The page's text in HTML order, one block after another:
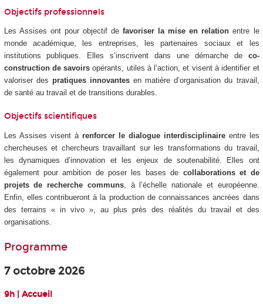
Objectifs professionnels
Les Assises ont pour objectif de favoriser la mise en relation entre le
monde académique, les entreprises, les partenaires sociaux et les
institutions publiques. Elles s’inscrivent dans une démarche de co-
construction de savoirs opérants, utiles à l’action, et visent à identifier et
valoriser des pratiques innovantesen matière d’organisation du travail,
de santé au travail et de transitions durables.
Objectifs scientifiques
Les Assises visent à renforcer le dialogue interdisciplinaireentre les
chercheuses et chercheurs travaillant sur les transformations du travail,
les dynamiques d’innovation et les enjeux de soutenabilité. Elles ont
également pour ambition de poser les bases de collaborations et de
projets de recherche communs, à l’échelle nationale et européenne.
Enfin, elles contribueront à la production de connaissances ancrées dans
des terrains « in vivo », au plus près des réalités du travail et des
organisations.
Programme
7 octobre 2026
9h | Accueil